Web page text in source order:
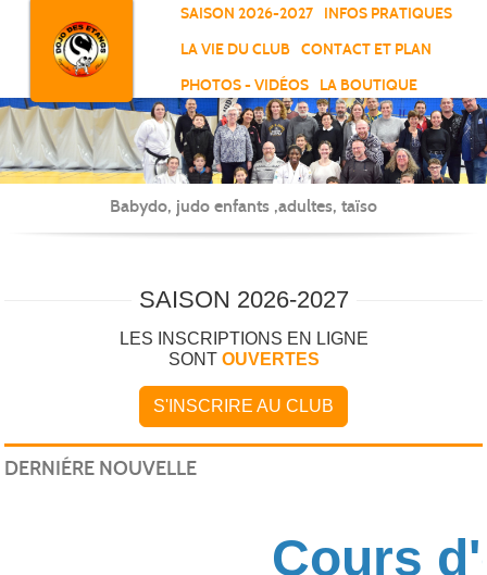
SAISON 2026-2027
INFOS PRATIQUES
LA VIE DU CLUB
CONTACT ET PLAN
PHOTOS - VIDÉOS
LA BOUTIQUE
Babydo, judo enfants ,adultes, taïso
SAISON 2026-2027
LES INSCRIPTIONS EN LIGNE
SONT OUVERTES
S'INSCRIRE AU CLUB
DERNIÉRE NOUVELLE
Cours
Panneau de gestion des cookies